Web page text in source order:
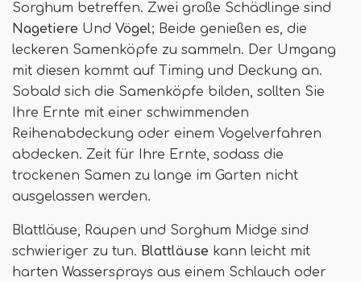
Sorghum betreffen. Zwei große Schädlinge sind
Nagetiere Und Vögel; Beide genießen es, die
leckeren Samenköpfe zu sammeln. Der Umgang
mit diesen kommt auf Timing und Deckung an.
Sobald sich die Samenköpfe bilden, sollten Sie
Ihre Ernte mit einer schwimmenden
Reihenabdeckung oder einem Vogelverfahren
abdecken. Zeit für Ihre Ernte, sodass die
trockenen Samen zu lange im Garten nicht
ausgelassen werden.
Blattläuse, Raupen und Sorghum Midge sind
schwieriger zu tun. Blattläuse kann leicht mit
harten Wassersprays aus einem Schlauch oder